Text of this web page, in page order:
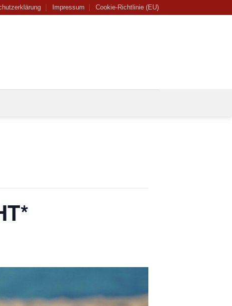
Impressum Cookie-Richtlinie (EU)